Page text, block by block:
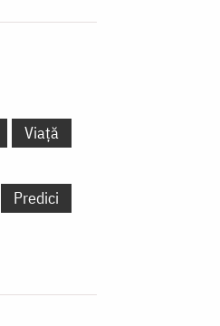
Viață
Predici